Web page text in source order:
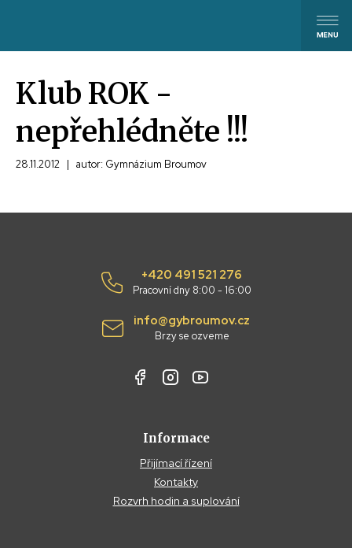
Klub ROK -
nepřehlédněte !!!
28.11.2012 | autor: Gymnázium Broumov
+420 491 521 276
Pracovní dny 8:00 - 16:00
info@gybroumov.cz
Brzy se ozveme
Informace
Přijímací řízení
Kontakty
Rozvrh hodin a suplování